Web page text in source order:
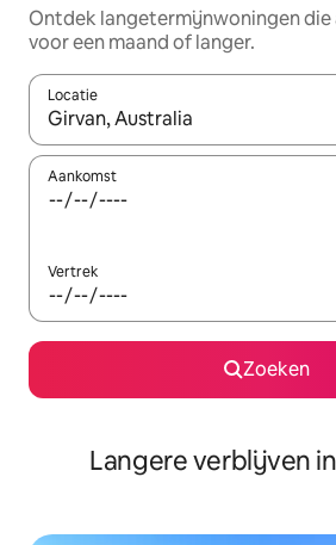
Ontdek langetermijnwoningen die
voor een maand of langer.
Locatie
Wanneer er resultaten beschikbaar
Aankomst
Vertrek
Zoeken
Langere verblijven